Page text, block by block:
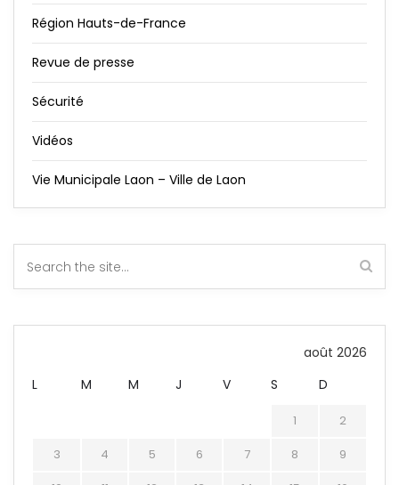
Région Hauts-de-France
Revue de presse
Sécurité
Vidéos
Vie Municipale Laon – Ville de Laon
août 2026
L
M M J V S D
1
2
3
4 5 6 7 8
9